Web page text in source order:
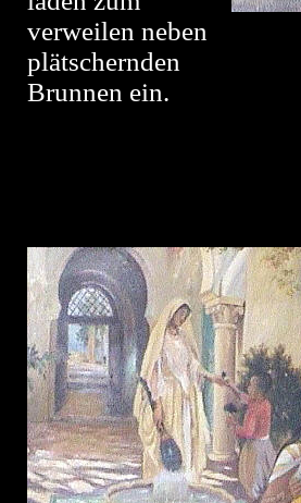
verweilen neben
plätschernden
Brunnen ein.